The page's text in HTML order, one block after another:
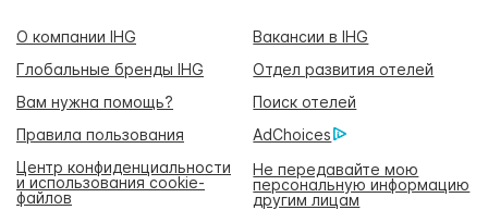
О компании IHG
Вакансии в IHG
Глобальные бренды IHG
Отдел развития отелей
Вам нужна помощь?
Поиск отелей
Правила пользования
AdChoices
Центр конфиденциальности
и использования cookie-
файлов
Не передавайте мою
персональную информацию
другим лицам